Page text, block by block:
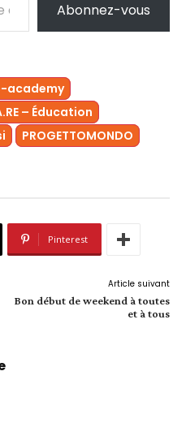
Abonnez-vous
academy
– Éducation
PROGETTOMONDO
Pinterest
Article suivant
Bon début de weekend à toutes
et à tous